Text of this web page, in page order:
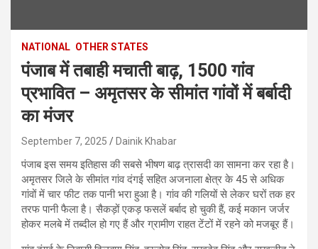
NATIONAL OTHER STATES
पंजाब में तबाही मचाती बाढ़, 1500 गांव
प्रभावित – अमृतसर के सीमांत गांवों में बर्बादी
का मंजर
September 7, 2025 Dainik Khabar
पंजाब इस समय इतिहास की सबसे भीषण बाढ़ त्रासदी का सामना कर रहा है।
अमृतसर जिले के सीमांत गांव दंगई सहित अजनाला क्षेत्र के 45 से अधिक
गांवों में चार फीट तक पानी भरा हुआ है। गांव की गलियों से लेकर घरों तक हर
तरफ पानी फैला है। सैकड़ों एकड़ फसलें बर्बाद हो चुकी हैं, कई मकान जर्जर
होकर मलबे में तब्दील हो गए हैं और ग्रामीण राहत टेंटों में रहने को मजबूर हैं।